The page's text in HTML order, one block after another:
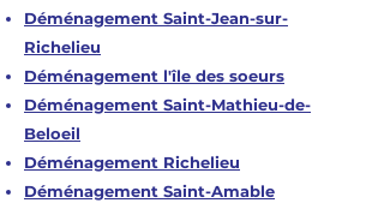
Déménagement Saint-Jean-sur-
Richelieu
Déménagement l'île des soeurs
Déménagement Saint-Mathieu-de-
Beloeil
Déménagement Richelieu
Déménagement Saint-Amable